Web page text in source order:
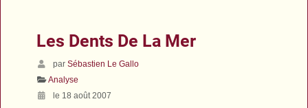
Les Dents De La Mer
parSébastien Le Gallo
Analyse
le 18 août 2007